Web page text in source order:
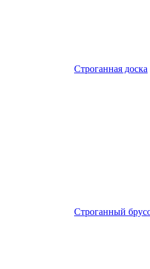
Строганная доска
Строганный